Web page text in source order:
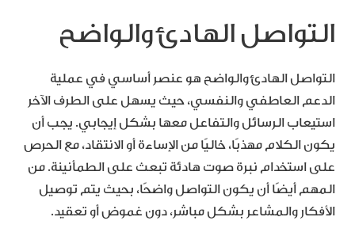
التواصل الهادئ والواضح
التواصل الهادئ والواضح هو عنصر أساسي في عملية
الدعم العاطفي والنفسي، حيث يسهل على الطرف الآخر
استيعاب الرسائل والتفاعل معها بشكل إيجابي. يجب أن
يكون الكلام مهذبًا، خاليًا من الإساءة أو الانتقاد، مع الحرص
على استخدام نبرة صوت هادئة تبعث على الطمأنينة. من
المهم أيضًا أن يكون التواصل واضحًا، بحيث يتم توصيل
الأفكار والمشاعر بشكل مباشر، دون غموض أو تعقيد.